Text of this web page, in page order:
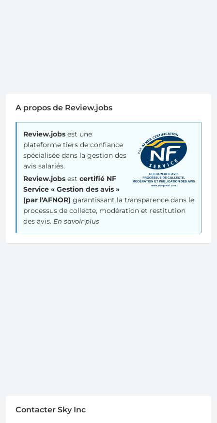
A propos de Review.jobs
Review.jobs est une
plateforme tiers de confiance
spécialisée dans la gestion des
avis salariés.
Review.jobs est certifié NF
Service « Gestion des avis »
(par l'AFNOR) garantissant la transparence dans le
processus de collecte, modération et restitution
des avis. En savoir plus
Contacter Sky Inc